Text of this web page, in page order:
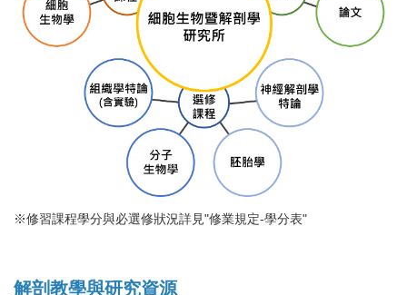
※修習課程學分與必選修狀況詳見"修業規定-學分表"
解剖教學與研究資源